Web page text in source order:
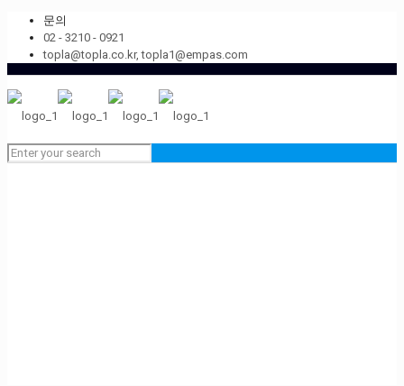
문의
02 - 3210 - 0921
topla@topla.co.kr, topla1@empas.com